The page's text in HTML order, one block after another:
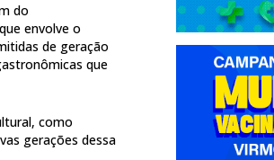
do
envolve o
de geração
que
como
gerações dessa